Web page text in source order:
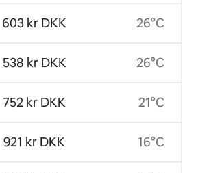
603 kr DKK
538 kr DKK
752 kr DKK
921 kr DKK
26°C
26°C
21°C
16°C